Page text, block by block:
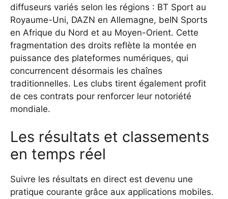
diffuseurs variés selon les régions : BT Sport au
Royaume-Uni, DAZN en Allemagne, beIN Sports
en Afrique du Nord et au Moyen-Orient. Cette
fragmentation des droits reflète la montée en
puissance des plateformes numériques, qui
concurrencent désormais les chaînes
traditionnelles. Les clubs tirent également profit
de ces contrats pour renforcer leur notoriété
mondiale.
Les résultats et classements
en temps réel
Suivre les résultats en direct est devenu une
pratique courante grâce aux applications mobiles.